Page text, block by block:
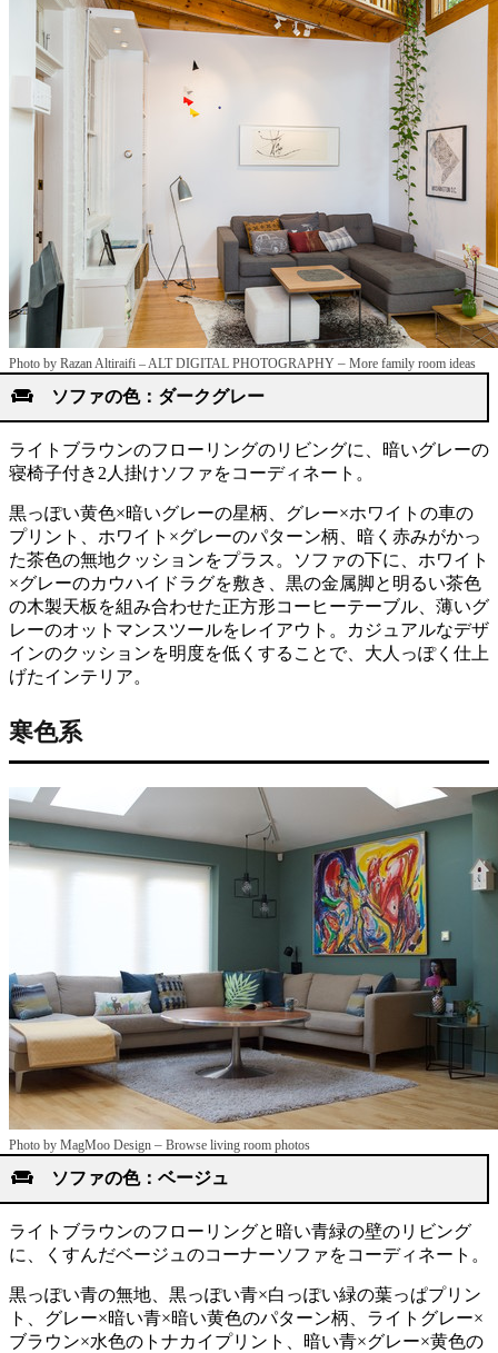
Photo by Razan Altiraifi – ALT DIGITAL PHOTOGRAPHY – More family room ideas
ソファの色：ダークグレー
ライトブラウンのフローリングのリビングに、暗いグレーの
寝椅子付き2人掛けソファをコーディネート。
黒っぽい黄色×暗いグレーの星柄、グレー×ホワイトの車の
プリント、ホワイト×グレーのパターン柄、暗く赤みがかっ
た茶色の無地クッションをプラス。ソファの下に、ホワイト
×グレーのカウハイドラグを敷き、黒の金属脚と明るい茶色
の木製天板を組み合わせた正方形コーヒーテーブル、薄いグ
レーのオットマンスツールをレイアウト。カジュアルなデザ
インのクッションを明度を低くすることで、大人っぽく仕上
げたインテリア。
寒色系
Photo by MagMoo Design – Browse living room photos
ソファの色：ベージュ
ライトブラウンのフローリングと暗い青緑の壁のリビング
に、くすんだベージュのコーナーソファをコーディネート。
黒っぽい青の無地、黒っぽい青×白っぽい緑の葉っぱプリン
ト、グレー×暗い青×暗い黄色のパターン柄、ライトグレー×
ブラウン×水色のトナカイプリント、暗い青×グレー×黄色の